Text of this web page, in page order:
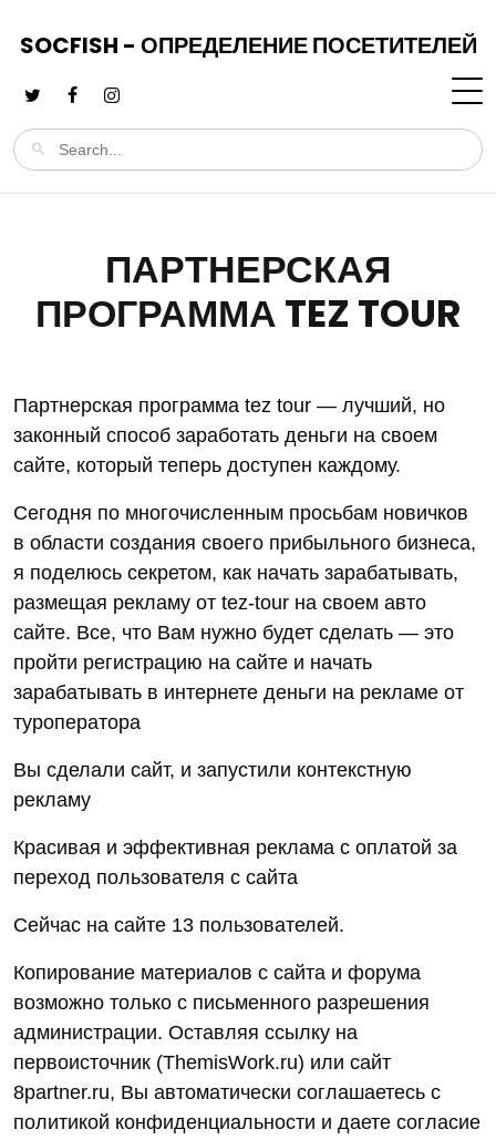
SOCFISH - ОПРЕДЕЛЕНИЕ ПОСЕТИТЕЛЕЙ
ПАРТНЕРСКАЯ
ПРОГРАММА TEZ TOUR
Партнерская программа tez tour — лучший, но
законный способ заработать деньги на своем
сайте, который теперь доступен каждому.
Сегодня по многочисленным просьбам новичков
в области создания своего прибыльного бизнеса,
я поделюсь секретом, как начать зарабатывать,
размещая рекламу от tez-tour на своем авто
сайте. Все, что Вам нужно будет сделать — это
пройти регистрацию на сайте и начать
зарабатывать в интернете деньги на рекламе от
туроператора
Вы сделали сайт, и запустили контекстную
рекламу
Красивая и эффективная реклама с оплатой за
переход пользователя с сайта
Сейчас на сайте 13 пользователей.
Копирование материалов с сайта и форума
возможно только с письменного разрешения
администрации. Оставляя ссылку на
первоисточник (ThemisWork.ru) или сайт
8partner.ru, Вы автоматически соглашаетесь с
политикой конфиденциальности и даете согласие